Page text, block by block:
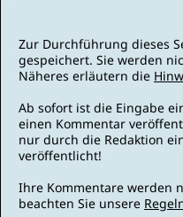
Zur Durchführung dieses
gespeichert. Sie werden
Näheres erläutern die
Ab sofort ist die Eingabe
einen Kommentar
nur durch die Redaktion
veröffentlicht!
Ihre Kommentare werden
beachten Sie unsere